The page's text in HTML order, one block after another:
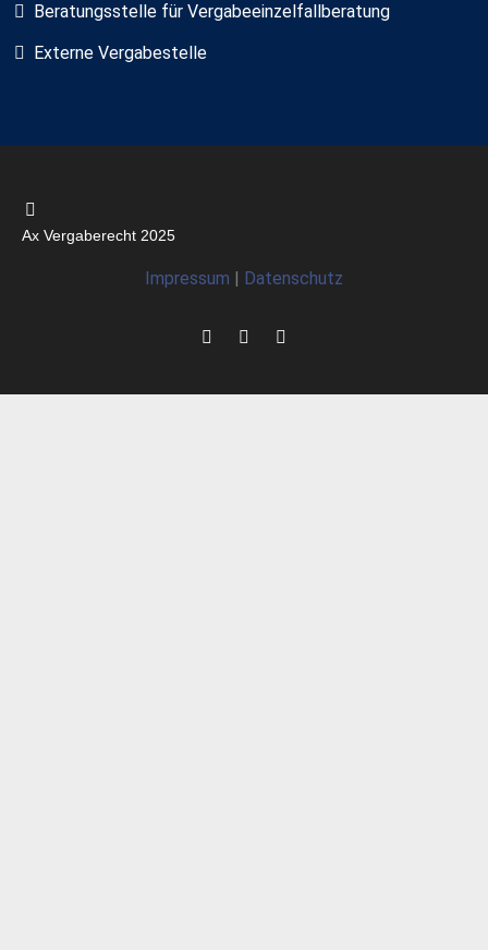
Beratungsstelle für Vergabeeinzelfallberatung
Externe Vergabestelle
Ax Vergaberecht 2025
Impressum Datenschutz